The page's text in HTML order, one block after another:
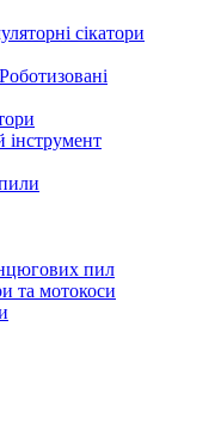
сікатори
Роботизовані
інструмент
пил
та мотокоси